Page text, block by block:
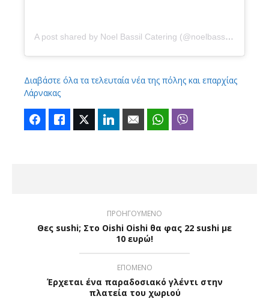
A post shared by Noel Bassil Catering (@noelbassilcateringcy)
Διαβάστε όλα τα τελευταία νέα της πόλης και επαρχίας
Λάρνακας
FacebookLike Twitter LinkedIn Email WhatsApp
ΠΡΟΗΓΟΥΜΕΝΟ
Θες sushi; Στο Oishi Oishi θα φας 22 sushi με
10 ευρώ!
ΕΠΟΜΕΝΟ
Έρχεται ένα παραδοσιακό γλέντι στην
πλατεία του χωριού